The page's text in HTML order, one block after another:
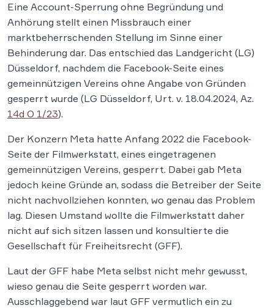
Eine Account-Sperrung ohne Begründung und
Anhörung stellt einen Missbrauch einer
marktbeherrschenden Stellung im Sinne einer
Behinderung dar. Das entschied das Landgericht (LG)
Düsseldorf, nachdem die Facebook-Seite eines
gemeinnützigen Vereins ohne Angabe von Gründen
gesperrt wurde (LG Düsseldorf, Urt. v. 18.04.2024, Az.
14d O 1/23).
Der Konzern Meta hatte Anfang 2022 die Facebook-
Seite der Filmwerkstatt, eines eingetragenen
gemeinnützigen Vereins, gesperrt. Dabei gab Meta
jedoch keine Gründe an, sodass die Betreiber der Seite
nicht nachvollziehen konnten, wo genau das Problem
lag. Diesen Umstand wollte die Filmwerkstatt daher
nicht auf sich sitzen lassen und konsultierte die
Gesellschaft für Freiheitsrecht (GFF).
Laut der GFF habe Meta selbst nicht mehr gewusst,
wieso genau die Seite gesperrt worden war.
Ausschlaggebend war laut GFF vermutlich ein zu